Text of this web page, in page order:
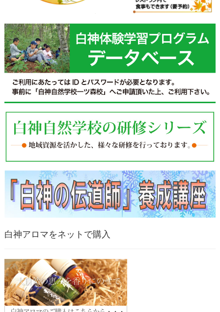
白神アロマをネットで購入